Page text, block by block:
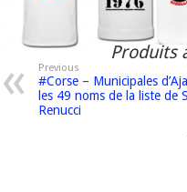
Produits
Previous
#Corse – Municipales
les 49 noms de la liste de
Renucci